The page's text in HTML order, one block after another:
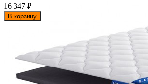
16 347 ₽
В корзину